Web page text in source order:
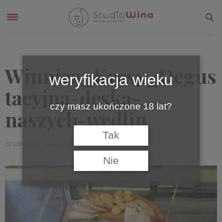
Winnica_Kresy_Degus
tacyjna-deska-
naszych-wedlin
29 LIPCA 2017
weryfikacja wieku
czy masz ukończone 18 lat?
Tak
Nie